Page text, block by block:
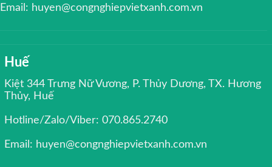
Email: huyen@congnghiepvietxanh.com.vn
Huế
Kiệt 344 Trưng Nữ Vương, P. Thủy Dương, TX. Hương
Thủy, Huế
Hotline/Zalo/Viber: 070.865.2740
Email: huyen@congnghiepvietxanh.com.vn